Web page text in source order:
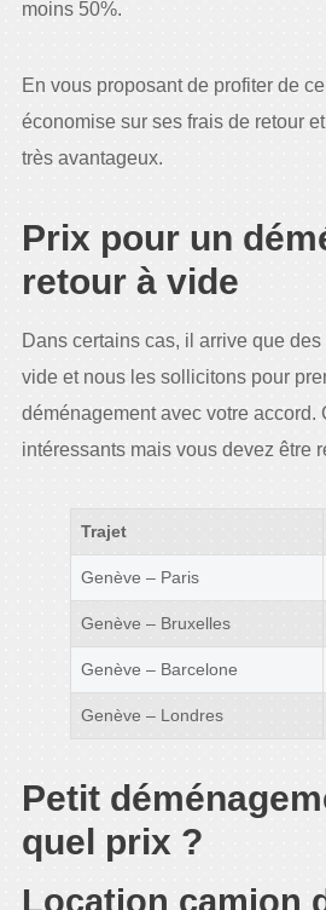
moins 50%.
En vous proposant de profiter de
économise sur ses frais de retour
très avantageux.
Prix pour un
retour à vide
Dans certains cas, il arrive que
vide et nous les sollicitons pour
déménagement avec votre accord.
intéressants mais vous devez être
Trajet
Genève – Paris
Genève – Bruxelles
Genève – Barcelone
Genève – Londres
Petit
quel prix ?
Location camion